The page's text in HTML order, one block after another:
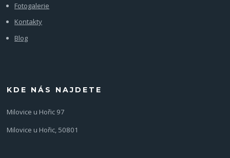
Fotogalerie
Kontakty
Blog
KDE NÁS NAJDETE
Milovice u Hořic 97
Milovice u Hořic, 50801